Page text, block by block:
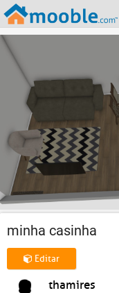
minha casinha
Editar
thamires